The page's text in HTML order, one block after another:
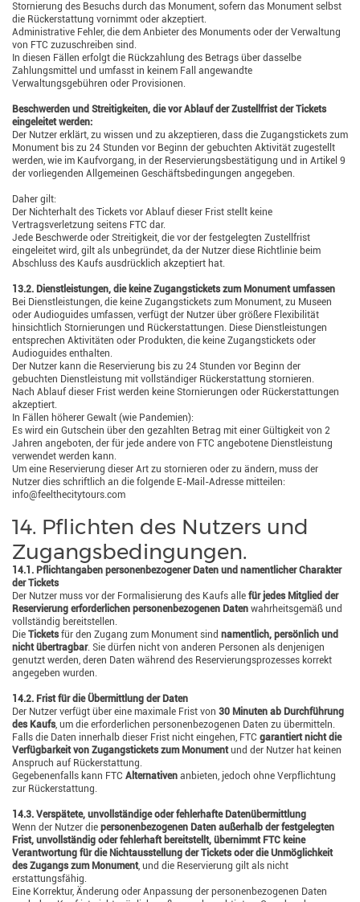
Stornierung des Besuchs durch das Monument, sofern das Monument selbst
die Rückerstattung vornimmt oder akzeptiert.
Administrative Fehler, die dem Anbieter des Monuments oder der Verwaltung
von FTC zuzuschreiben sind.
In diesen Fällen erfolgt die Rückzahlung des Betrags über dasselbe
Zahlungsmittel und umfasst in keinem Fall angewandte
Verwaltungsgebühren oder Provisionen.
Beschwerden und Streitigkeiten, die vor Ablauf der Zustellfrist der Tickets
eingeleitet werden:
Der Nutzer erklärt, zu wissen und zu akzeptieren, dass die Zugangstickets zum
Monument bis zu 24 Stunden vor Beginn der gebuchten Aktivität zugestellt
werden, wie im Kaufvorgang, in der Reservierungsbestätigung und in Artikel 9
der vorliegenden Allgemeinen Geschäftsbedingungen angegeben.
Daher gilt:
Der Nichterhalt des Tickets vor Ablauf dieser Frist stellt keine
Vertragsverletzung seitens FTC dar.
Jede Beschwerde oder Streitigkeit, die vor der festgelegten Zustellfrist
eingeleitet wird, gilt als unbegründet, da der Nutzer diese Richtlinie beim
Abschluss des Kaufs ausdrücklich akzeptiert hat.
13.2. Dienstleistungen, die keine Zugangstickets zum Monument umfassen
Bei Dienstleistungen, die keine Zugangstickets zum Monument, zu Museen
oder Audioguides umfassen, verfügt der Nutzer über größere Flexibilität
hinsichtlich Stornierungen und Rückerstattungen. Diese Dienstleistungen
entsprechen Aktivitäten oder Produkten, die keine Zugangstickets oder
Audioguides enthalten.
Der Nutzer kann die Reservierung bis zu 24 Stunden vor Beginn der
gebuchten Dienstleistung mit vollständiger Rückerstattung stornieren.
Nach Ablauf dieser Frist werden keine Stornierungen oder Rückerstattungen
akzeptiert.
In Fällen höherer Gewalt (wie Pandemien):
Es wird ein Gutschein über den gezahlten Betrag mit einer Gültigkeit von 2
Jahren angeboten, der für jede andere von FTC angebotene Dienstleistung
verwendet werden kann.
Um eine Reservierung dieser Art zu stornieren oder zu ändern, muss der
Nutzer dies schriftlich an die folgende E-Mail-Adresse mitteilen:
info@feelthecitytours.com
14. Pflichten des Nutzers und
Zugangsbedingungen.
14.1. Pflichtangaben personenbezogener Daten und namentlicher Charakter
der Tickets
Der Nutzer muss vor der Formalisierung des Kaufs alle für jedes Mitglied der
Reservierung erforderlichen personenbezogenen Daten wahrheitsgemäß und
vollständig bereitstellen.
Die Ticketsfür den Zugang zum Monument sind namentlich, persönlich und
nicht übertragbar. Sie dürfen nicht von anderen Personen als denjenigen
genutzt werden, deren Daten während des Reservierungsprozesses korrekt
angegeben wurden.
14.2. Frist für die Übermittlung der Daten
Der Nutzer verfügt über eine maximale Frist von 30 Minuten ab Durchführung
des Kaufs, um die erforderlichen personenbezogenen Daten zu übermitteln.
Falls die Daten innerhalb dieser Frist nicht eingehen, FTC garantiert nicht die
Verfügbarkeit von Zugangstickets zum Monumentund der Nutzer hat keinen
Anspruch auf Rückerstattung.
Gegebenenfalls kann FTC Alternativen anbieten, jedoch ohne Verpflichtung
zur Rückerstattung.
14.3. Verspätete, unvollständige oder fehlerhafte Datenübermittlung
Wenn der Nutzer die personenbezogenen Daten außerhalb der festgelegten
Frist, unvollständig oder fehlerhaft bereitstellt, übernimmt FTC keine
Verantwortung für die Nichtausstellung der Tickets oder die Unmöglichkeit
des Zugangs zum Monument, und die Reservierung gilt als nicht
erstattungsfähig.
Eine Korrektur, Änderung oder Anpassung der personenbezogenen Daten